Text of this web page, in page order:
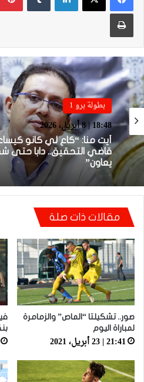
طباعة
بطولة برو 1
18:48 | 8 أبريل، 2026
أيت منا: “كاع لي كانو
قاضي التحقيق.. دابا حتى
يعاون”
بطولة برو 1
22:23 | 6 أبريل، 2026
توالي النتائج السلبية يلاحق
تعادل جديد أمام الدفاع
مقالات ذات صلة
صور.. تشكيلتا “الماص” والزمامرة
لمباراة اليوم
21:41 | 23 أبريل، 2021